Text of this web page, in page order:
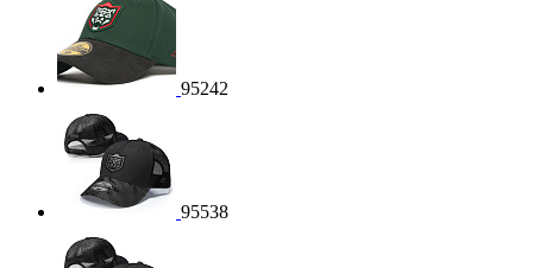
95242
95538